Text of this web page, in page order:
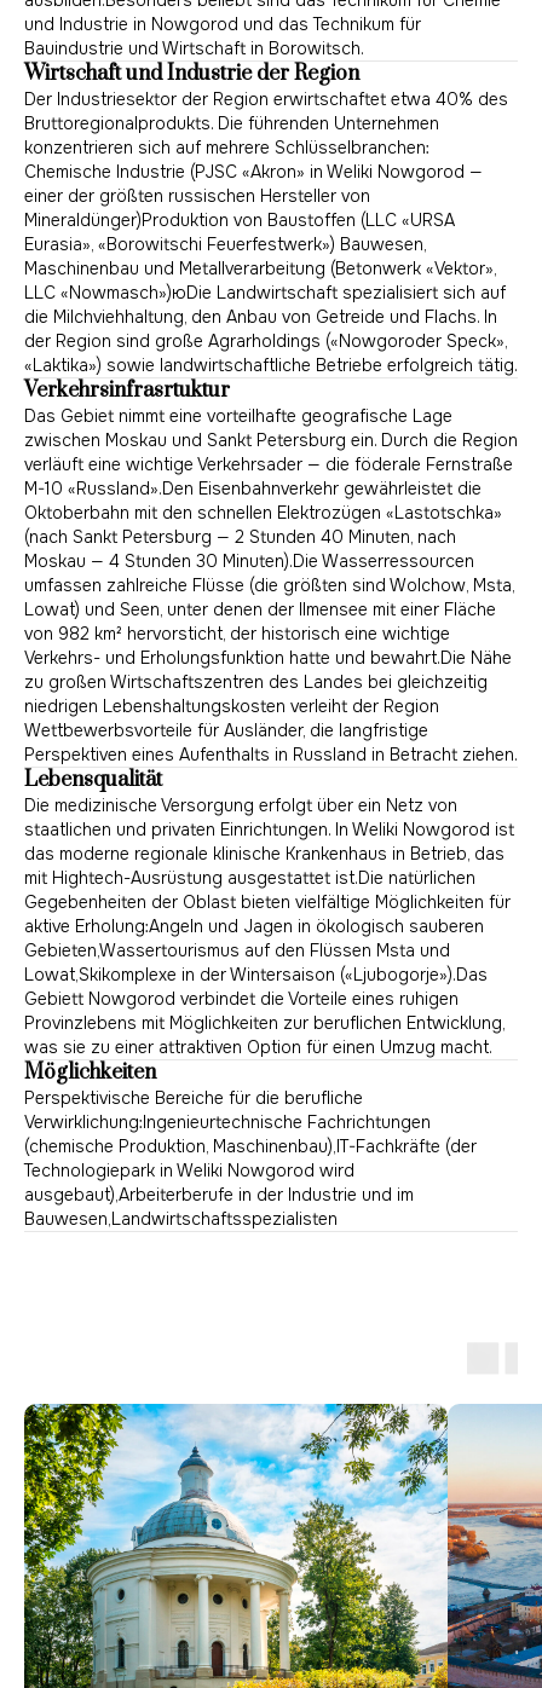
und Industrie in Nowgorod und das Technikum für
Bauindustrie und Wirtschaft in Borowitsch.
Wirtschaft und Industrie der Region
Der Industriesektor der Region erwirtschaftet etwa 40% des
Bruttoregionalprodukts. Die führenden Unternehmen
konzentrieren sich auf mehrere Schlüsselbranchen:
Chemische Industrie (PJSC «Akron» in Weliki Nowgorod —
einer der größten russischen Hersteller von
Mineraldünger)Produktion von Baustoffen (LLC «URSA
Eurasia», «Borowitschi Feuerfestwerk») Bauwesen,
Maschinenbau und Metallverarbeitung (Betonwerk «Vektor»,
LLC «Nowmasch»)юDie Landwirtschaft spezialisiert sich auf
die Milchviehhaltung, den Anbau von Getreide und Flachs. In
der Region sind große Agrarholdings («Nowgoroder Speck»,
«Laktika») sowie landwirtschaftliche Betriebe erfolgreich tätig.
Verkehrsinfrasrtuktur
Das Gebiet nimmt eine vorteilhafte geografische Lage
zwischen Moskau und Sankt Petersburg ein. Durch die Region
verläuft eine wichtige Verkehrsader — die föderale Fernstraße
M-10 «Russland».Den Eisenbahnverkehr gewährleistet die
Oktoberbahn mit den schnellen Elektrozügen «Lastotschka»
(nach Sankt Petersburg — 2 Stunden 40 Minuten, nach
Moskau — 4 Stunden 30 Minuten).Die Wasserressourcen
umfassen zahlreiche Flüsse (die größten sind Wolchow, Msta,
Lowat) und Seen, unter denen der Ilmensee mit einer Fläche
von 982 km² hervorsticht, der historisch eine wichtige
Verkehrs- und Erholungsfunktion hatte und bewahrt.Die Nähe
zu großen Wirtschaftszentren des Landes bei gleichzeitig
niedrigen Lebenshaltungskosten verleiht der Region
Wettbewerbsvorteile für Ausländer, die langfristige
Perspektiven eines Aufenthalts in Russland in Betracht ziehen.
Lebensqualität
Die medizinische Versorgung erfolgt über ein Netz von
staatlichen und privaten Einrichtungen. In Weliki Nowgorod ist
das moderne regionale klinische Krankenhaus in Betrieb, das
mit Hightech-Ausrüstung ausgestattet ist.Die natürlichen
Gegebenheiten der Oblast bieten vielfältige Möglichkeiten für
aktive Erholung:Angeln und Jagen in ökologisch sauberen
Gebieten,Wassertourismus auf den Flüssen Msta und
Lowat,Skikomplexe in der Wintersaison («Ljubogorje»).Das
Gebiett Nowgorod verbindet die Vorteile eines ruhigen
Provinzlebens mit Möglichkeiten zur beruflichen Entwicklung,
was sie zu einer attraktiven Option für einen Umzug macht.
Möglichkeiten
Perspektivische Bereiche für die berufliche
Verwirklichung:Ingenieurtechnische Fachrichtungen
(chemische Produktion, Maschinenbau),IT-Fachkräfte (der
Technologiepark in Weliki Nowgorod wird
ausgebaut),Arbeiterberufe in der Industrie und im
Bauwesen,Landwirtschaftsspezialisten